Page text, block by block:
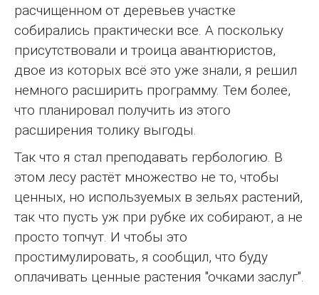
расчищенном от деревьев участке
собирались практически все. А поскольку
присутствовали и троица авантюристов,
двое из которых всё это уже знали, я решил
немного расширить программу. Тем более,
что планировал получить из этого
расширения толику выгоды.
Так что я стал преподавать гербологию. В
этом лесу растёт множество не то, чтобы
ценных, но используемых в зельях растений,
так что пусть уж при рубке их собирают, а не
просто топчут. И чтобы это
простимулировать, я сообщил, что буду
оплачивать ценные растения "очками заслуг".